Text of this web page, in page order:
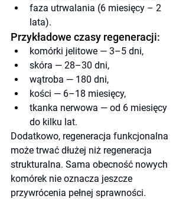
faza utrwalania (6 miesięcy – 2
lata).
Przykładowe czasy regeneracji:
komórki jelitowe — 3–5 dni,
skóra — 28–30 dni,
wątroba — 180 dni,
kości — 6–18 miesięcy,
tkanka nerwowa — od 6 miesięcy
do kilku lat.
Dodatkowo, regeneracja funkcjonalna
może trwać dłużej niż regeneracja
strukturalna. Sama obecność nowych
komórek nie oznacza jeszcze
przywrócenia pełnej sprawności.